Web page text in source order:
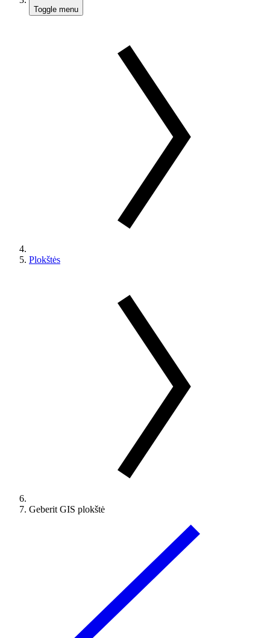
Toggle menu
Plokštės
Geberit GIS plokštė